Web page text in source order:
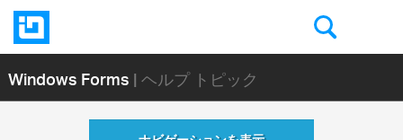
Windows Forms| ヘルプ トピック